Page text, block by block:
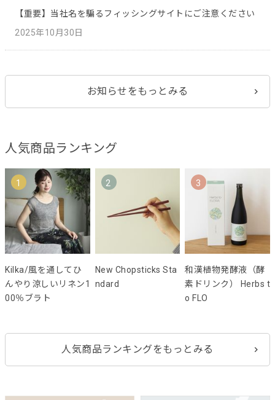
【重要】当社名を騙るフィッシングサイトにご注意ください
2025年10月30日
お知らせをもっとみる
人気商品ランキング
1
Kilka/風を通してひ
んやり涼しいリネン1
00％ブラト
2
New Chopsticks Sta
ndard
3
和漢植物発酵液（酵
素ドリンク） Herbs t
o FLO
人気商品ランキングをもっとみる